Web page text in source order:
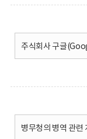
주식회사 구글
병무청의 병역 관련